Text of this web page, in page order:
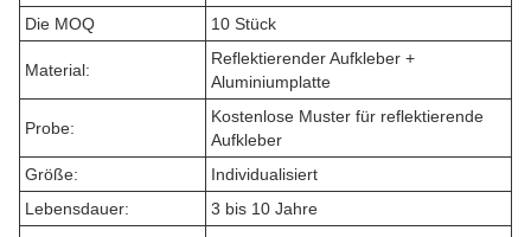
Die MOQ
10 Stück
Material:
Reflektierender Aufkleber +
Aluminiumplatte
Probe:
Kostenlose Muster für reflektierende
Aufkleber
Größe:
Individualisiert
Lebensdauer:
3 bis 10 Jahre